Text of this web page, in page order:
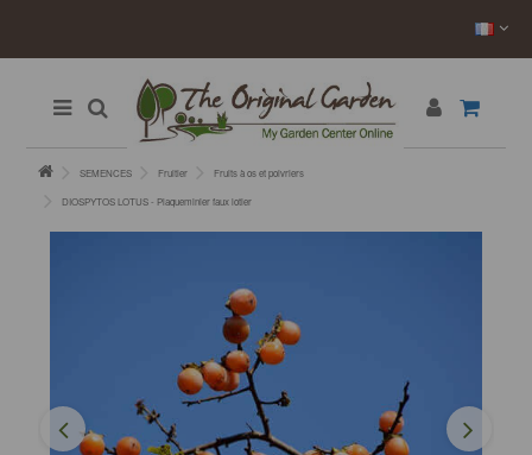
SEMENCES Fruitier Fruits à os et poivriers
DIOSPYTOS LOTUS - Plaqueminier faux lotier